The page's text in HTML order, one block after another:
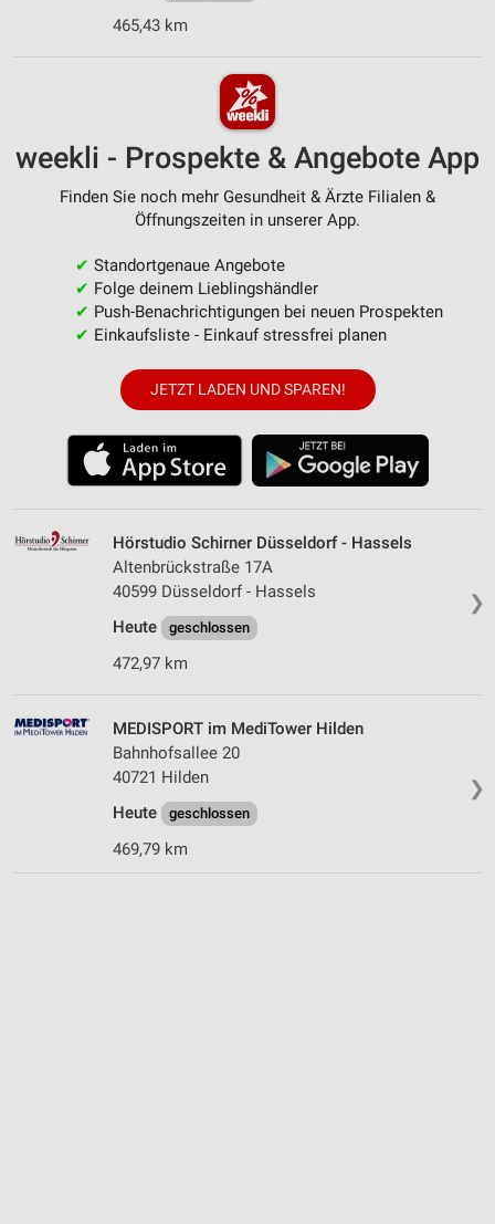
465,43 km
weekli - Prospekte & Angebote App
Finden Sie noch mehr Gesundheit & Ärzte Filialen &
Öffnungszeiten in unserer App.
✔ Standortgenaue Angebote
✔ Folge deinem Lieblingshändler
✔ Push-Benachrichtigungen bei neuen Prospekten
✔ Einkaufsliste - Einkauf stressfrei planen
JETZT LADEN UND SPAREN!
❯
Hörstudio Schirner Düsseldorf - Hassels
Altenbrückstraße 17A
40599 Düsseldorf - Hassels
Heute
geschlossen
472,97 km
❯
MEDISPORT im MediTower Hilden
Bahnhofsallee 20
40721 Hilden
Heute
geschlossen
469,79 km